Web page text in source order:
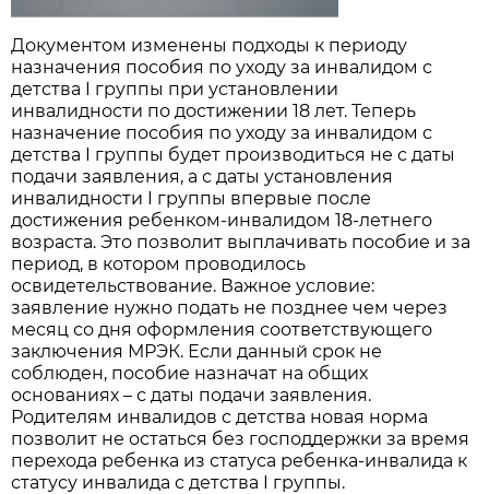
Документом изменены подходы к периоду
назначения пособия по уходу за инвалидом с
детства I группы при установлении
инвалидности по достижении 18 лет. Теперь
назначение пособия по уходу за инвалидом с
детства I группы будет производиться не с даты
подачи заявления, а с даты установления
инвалидности I группы впервые после
достижения ребенком-инвалидом 18-летнего
возраста. Это позволит выплачивать пособие и за
период, в котором проводилось
освидетельствование. Важное условие:
заявление нужно подать не позднее чем через
месяц со дня оформления соответствующего
заключения МРЭК. Если данный срок не
соблюден, пособие назначат на общих
основаниях – с даты подачи заявления.
Родителям инвалидов с детства новая норма
позволит не остаться без господдержки за время
перехода ребенка из статуса ребенка-инвалида к
статусу инвалида с детства I группы.